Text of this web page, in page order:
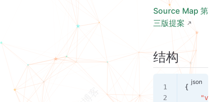
前提知识
疑问
Source Map 第
三版提案
结构
{